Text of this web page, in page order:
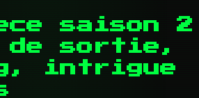
saison 2
de sortie,
intrigue